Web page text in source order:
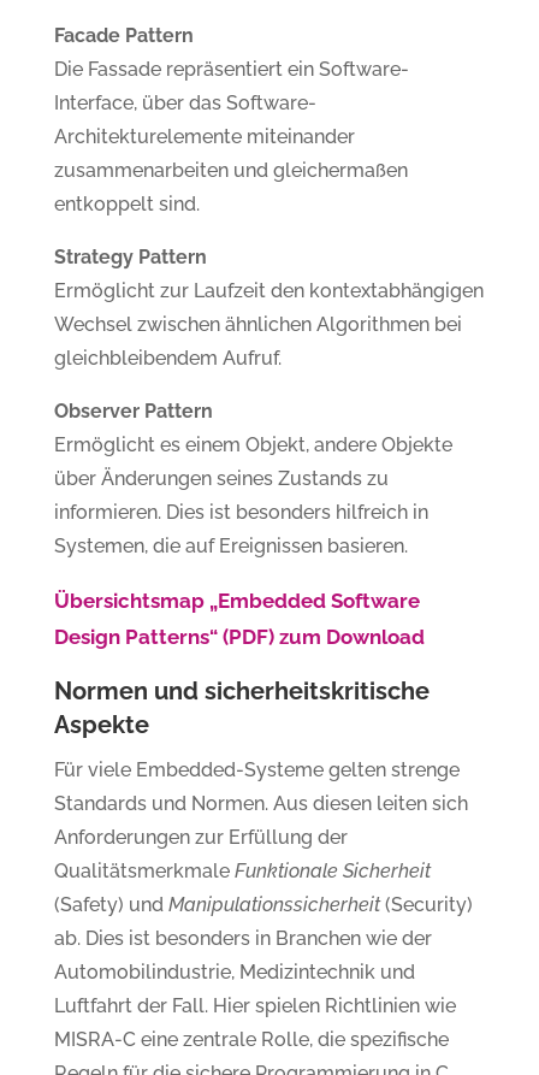
Facade Pattern
Die Fassade repräsentiert ein Software-
Interface, über das Software-
Architekturelemente miteinander
zusammenarbeiten und gleichermaßen
entkoppelt sind.
Strategy Pattern
Ermöglicht zur Laufzeit den kontextabhängigen
Wechsel zwischen ähnlichen Algorithmen bei
gleichbleibendem Aufruf.
Observer Pattern
Ermöglicht es einem Objekt, andere Objekte
über Änderungen seines Zustands zu
informieren. Dies ist besonders hilfreich in
Systemen, die auf Ereignissen basieren.
Übersichtsmap „Embedded Software
Design Patterns“ (PDF) zum Download
Normen und sicherheitskritische
Aspekte
Für viele Embedded-Systeme gelten strenge
Standards und Normen. Aus diesen leiten sich
Anforderungen zur Erfüllung der
Qualitätsmerkmale Funktionale Sicherheit
(Safety) und Manipulationssicherheit(Security)
ab. Dies ist besonders in Branchen wie der
Automobilindustrie, Medizintechnik und
Luftfahrt der Fall. Hier spielen Richtlinien wie
MISRA-C eine zentrale Rolle, die spezifische